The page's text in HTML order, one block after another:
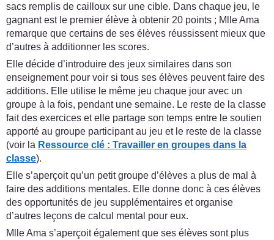
sacs remplis de cailloux sur une cible. Dans chaque jeu, le
gagnant est le premier élève à obtenir 20 points ; Mlle Ama
remarque que certains de ses élèves réussissent mieux que
d’autres à additionner les scores.
Elle décide d’introduire des jeux similaires dans son
enseignement pour voir si tous ses élèves peuvent faire des
additions. Elle utilise le même jeu chaque jour avec un
groupe à la fois, pendant une semaine. Le reste de la classe
fait des exercices et elle partage son temps entre le soutien
apporté au groupe participant au jeu et le reste de la classe
(voir la Ressource clé : Travailler en groupes dans la
classe).
Elle s’aperçoit qu’un petit groupe d’élèves a plus de mal à
faire des additions mentales. Elle donne donc à ces élèves
des opportunités de jeu supplémentaires et organise
d’autres leçons de calcul mental pour eux.
Mlle Ama s’aperçoit également que ses élèves sont plus